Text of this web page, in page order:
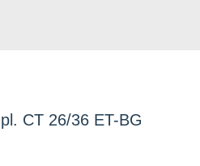
CT 26/36 ET-BG